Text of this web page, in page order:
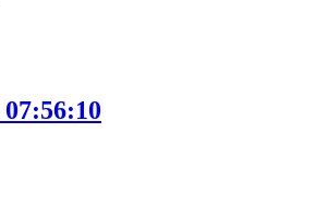
07:56:10